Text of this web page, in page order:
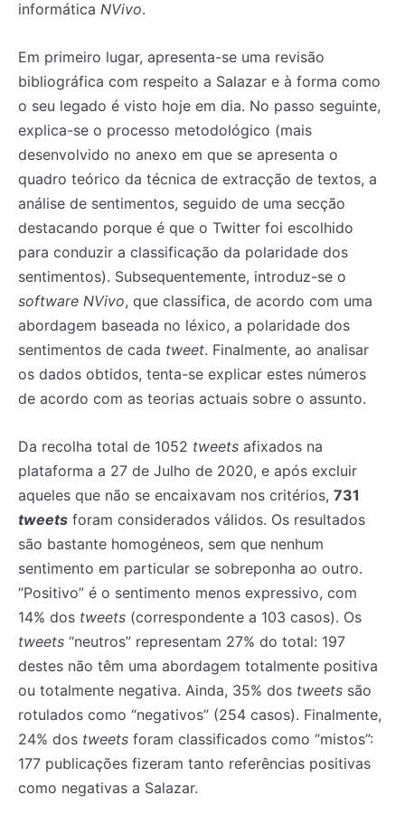
informática NVivo.
Em primeiro lugar, apresenta-se uma revisão
bibliográfica com respeito a Salazar e à forma como
o seu legado é visto hoje em dia. No passo seguinte,
explica-se o processo metodológico (mais
desenvolvido no anexo em que se apresenta o
quadro teórico da técnica de extracção de textos, a
análise de sentimentos, seguido de uma secção
destacando porque é que o Twitter foi escolhido
para conduzir a classificação da polaridade dos
sentimentos). Subsequentemente, introduz-se o
software NVivo, que classifica, de acordo com uma
abordagem baseada no léxico, a polaridade dos
sentimentos de cada tweet. Finalmente, ao analisar
os dados obtidos, tenta-se explicar estes números
de acordo com as teorias actuais sobre o assunto.
Da recolha total de 1052 tweets afixados na
plataforma a 27 de Julho de 2020, e após excluir
aqueles que não se encaixavam nos critérios, 731
tweets foram considerados válidos. Os resultados
são bastante homogéneos, sem que nenhum
sentimento em particular se sobreponha ao outro.
“Positivo” é o sentimento menos expressivo, com
14% dos tweets (correspondente a 103 casos). Os
tweets “neutros” representam 27% do total: 197
destes não têm uma abordagem totalmente positiva
ou totalmente negativa. Ainda, 35% dos tweets são
rotulados como “negativos” (254 casos). Finalmente,
24% dos tweets foram classificados como “mistos”:
177 publicações fizeram tanto referências positivas
como negativas a Salazar.